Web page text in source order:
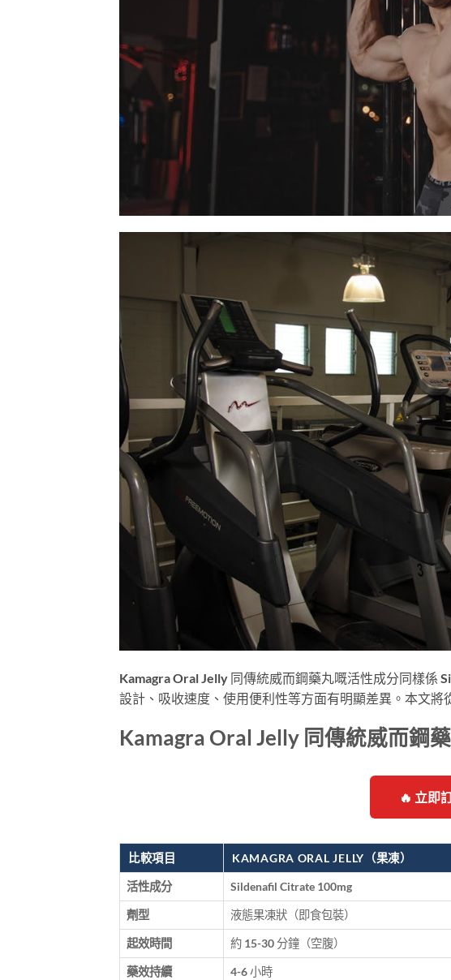
Kamagra Oral Jelly 同傳統威而鋼藥丸嘅活性成分同樣係
設計、吸收速度、使用便利性等方面有明顯差異。本文
Kamagra Oral Jelly 同傳統威而鋼
🔥 立即
比較項目 KAMAGRA ORAL JELLY（果凍）
活性成分 Sildenafil Citrate 100mg
劑型 液態果凍狀（即食包裝）
起效時間 約 15-30 分鐘（空腹）
藥效持續 4-6 小時